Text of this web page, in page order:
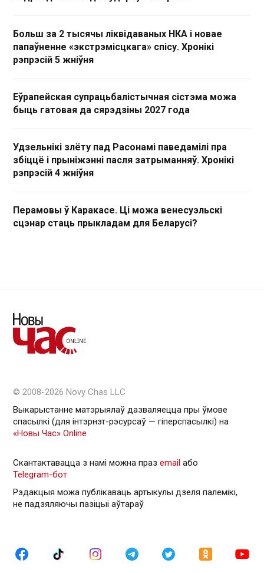
Больш за 2 тысячы ліквідаваных НКА і новае
папаўненне «экстрэмісцкага» спісу. Хронікі
рэпрэсій 5 жніўня
Еўрапейская супрацьбалістычная сістэма можа
быць гатовая да сярэдзіны 2027 года
Удзельнікі злёту пад Расонамі паведамілі пра
збіццё і прыніжэнні пасля затрыманняў. Хронікі
рэпрэсій 4 жніўня
Перамовы ў Каракасе. Ці можа венесуэльскі
сцэнар стаць прыкладам для Беларусі?
© 2008-2026 Novy Chas LLC
Выкарыстанне матэрыялаў дазваляецца пры ўмове
спасылкі (для інтэрнэт-рэсурсаў — гiперспасылкi) на
«Новы Час» Online
Скантактавацца з намі можна праз email або
Telegram-бот
Рэдакцыя можа публікаваць артыкулы дзеля палемікі,
не падзяляючы пазіцыі аўтараў